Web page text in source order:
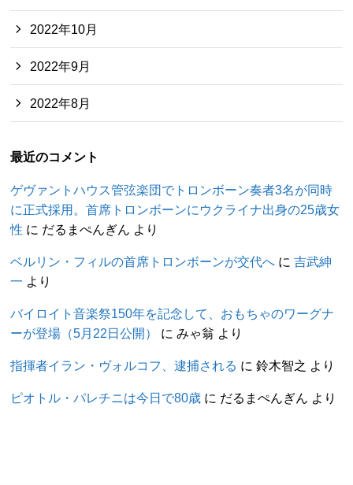
2022年10月
2022年9月
2022年8月
最近のコメント
ゲヴァントハウス管弦楽団でトロンボーン奏者3名が同時
に正式採用。首席トロンボーンにウクライナ出身の25歳女
性 に だるまぺんぎん より
ベルリン・フィルの首席トロンボーンが交代へ に吉武紳
一 より
バイロイト音楽祭150年を記念して、おもちゃのワーグナ
ーが登場（5月22日公開）
にみゃ翁 より
指揮者イラン・ヴォルコフ、逮捕される に鈴木智之 より
ピオトル・パレチニは今日で80歳 に だるまぺんぎん より